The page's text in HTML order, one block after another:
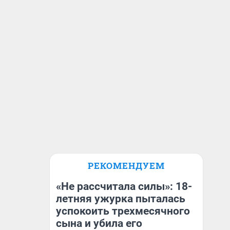
РЕКОМЕНДУЕМ
«Не рассчитала силы»: 18-
летняя ужурка пыталась
успокоить трехмесячного
сына и убила его